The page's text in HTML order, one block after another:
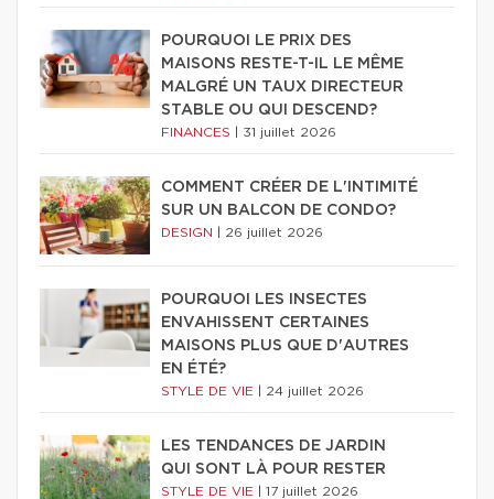
POURQUOI LE PRIX DES
MAISONS RESTE-T-IL LE MÊME
MALGRÉ UN TAUX DIRECTEUR
STABLE OU QUI DESCEND?
FINANCES 31 juillet 2026
COMMENT CRÉER DE L'INTIMITÉ
SUR UN BALCON DE CONDO?
DESIGN 26 juillet 2026
POURQUOI LES INSECTES
ENVAHISSENT CERTAINES
MAISONS PLUS QUE D'AUTRES
EN ÉTÉ?
STYLE DE VIE 24 juillet 2026
LES TENDANCES DE JARDIN
QUI SONT LÀ POUR RESTER
STYLE DE VIE 17 juillet 2026